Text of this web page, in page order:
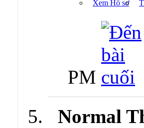
Xem Hồ sơ
PM
Normal